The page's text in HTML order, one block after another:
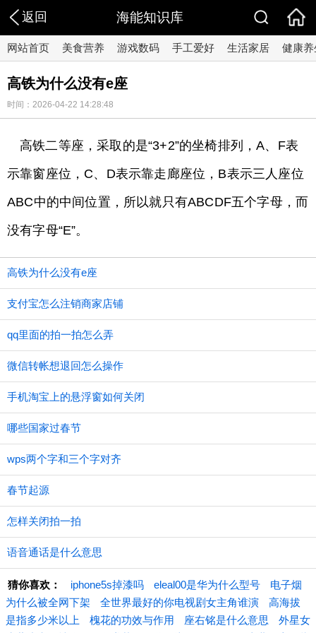
返回 海能知识库
网站首页 美食营养 游戏数码 手工爱好 生活家居 健康养
高铁为什么没有e座
时间：2026-04-22 14:28:48
高铁二等座，采取的是“3+2”的坐椅排列，A、F表
示靠窗座位，C、D表示靠走廊座位，B表示三人座位
ABC中的中间位置，所以就只有ABCDF五个字母，而
没有字母“E”。
高铁为什么没有e座
支付宝怎么注销商家店铺
qq里面的拍一拍怎么弄
微信转帐想退回怎么操作
手机淘宝上的悬浮窗如何关闭
哪些国家过春节
wps两个字和三个字对齐
春节起源
怎样关闭拍一拍
语音通话是什么意思
猜你喜欢： iphone5s掉漆吗 eleal00是华为什么型号
电子烟
为什么被全网下架
全世界最好的你电视剧女主角谁演
高海拔
是指多少米以上
槐花的功效与作用 座右铭是什么意思
外星女